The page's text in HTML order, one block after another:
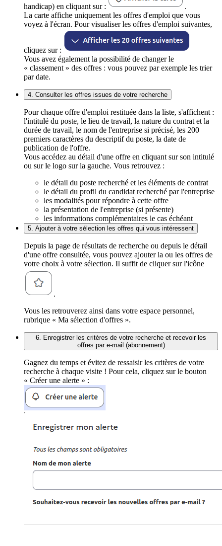
handicap) en cliquant sur :
.
La carte affiche uniquement les offres d'emploi que vous
voyez à l'écran. Pour visualiser les offres d'emploi suivantes,
cliquez sur :
Vous avez également la possibilité de changer le
« classement » des offres : vous pouvez par exemple les trier
par date.
4. Consulter les offres issues de votre recherche
Pour chaque offre d'emploi restituée dans la liste, s'affichent :
l'intitulé du poste, le lieu de travail, la nature du contrat et la
durée de travail, le nom de l'entreprise si précisé, les 200
premiers caractères du descriptif du poste, la date de
publication de l'offre.
Vous accédez au détail d'une offre en cliquant sur son intitulé
ou sur le logo sur la gauche. Vous retrouvez :
le détail du poste recherché et les éléments de contrat
le détail du profil du candidat recherché par l'entreprise
les modalités pour répondre à cette offre
la présentation de l'entreprise (si présente)
les informations complémentaires le cas échéant
5. Ajouter à votre sélection les offres qui vous intéressent
Depuis la page de résultats de recherche ou depuis le détail
d'une offre consultée, vous pouvez ajouter la ou les offres de
votre choix à votre sélection. Il suffit de cliquer sur l'icône
.
Vous les retrouverez ainsi dans votre espace personnel,
rubrique « Ma sélection d'offres ».
6. Enregistrer les critères de votre recherche et recevoir les
offres par e-mail (abonnement)
Gagnez du temps et évitez de ressaisir les critères de votre
recherche à chaque visite ! Pour cela, cliquez sur le bouton
« Créer une alerte » :